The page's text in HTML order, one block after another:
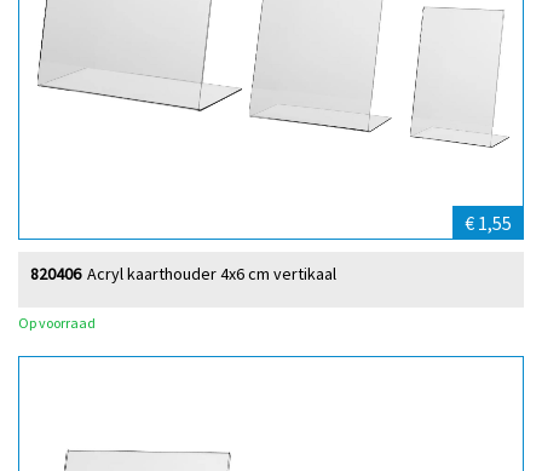
€ 1,55
Acryl kaarthouder 4x6 cm vertikaal
820406
Op voorraad